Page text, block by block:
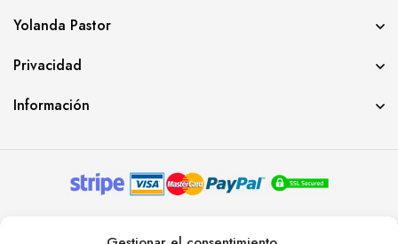
Yolanda Pastor
Privacidad
Información